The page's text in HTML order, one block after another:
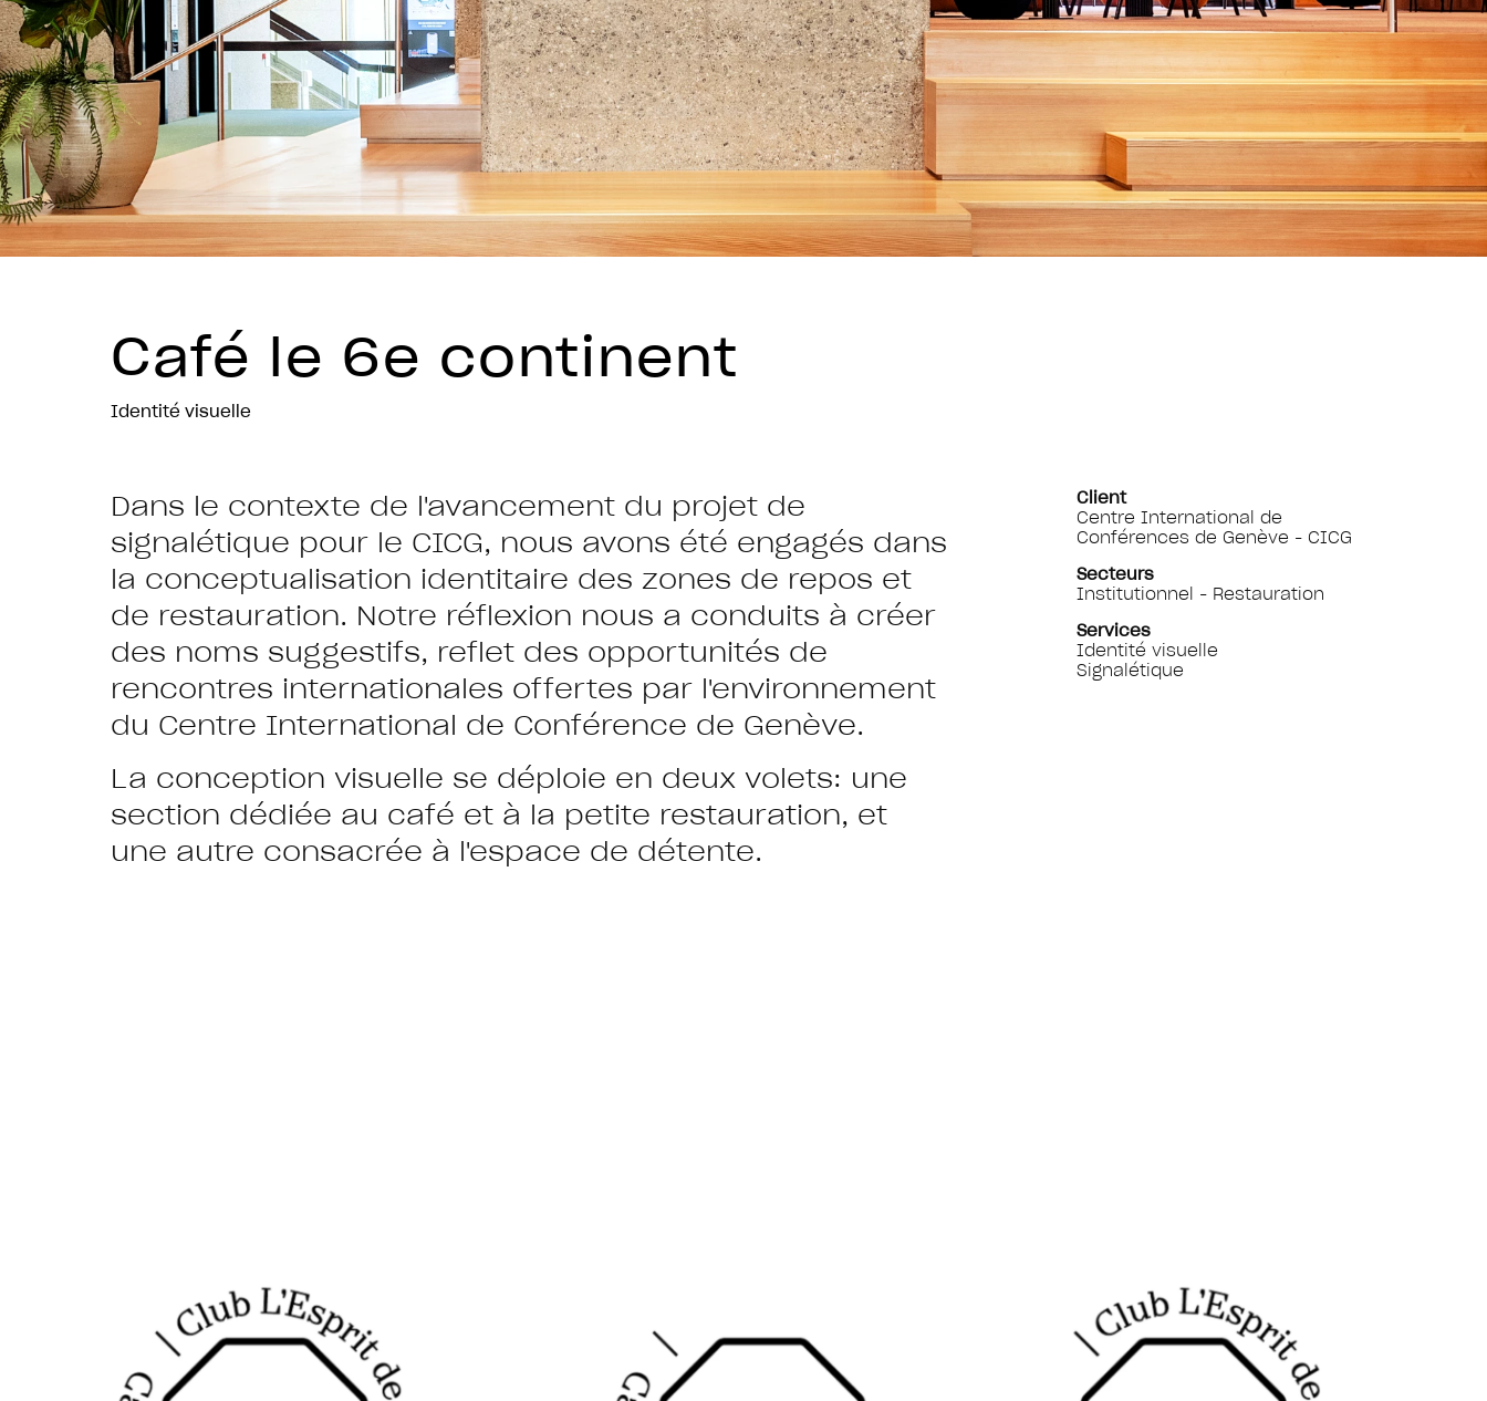
Café le 6e continent
Identité visuelle
Dans le contexte de l'avancement du projet de
signalétique pour le CICG, nous avons été engagés dans
la conceptualisation identitaire des zones de repos et
de restauration. Notre réflexion nous a conduits à créer
des noms suggestifs, reflet des opportunités de
rencontres internationales offertes par l'environnement
du Centre International de Conférence de Genève.
La conception visuelle se déploie en deux volets: une
section dédiée au café et à la petite restauration, et
une autre consacrée à l'espace de détente.
Client
Centre International de
Conférences de Genève - CICG
Secteurs
Institutionnel - Restauration
Services
Identité visuelle
Signalétique